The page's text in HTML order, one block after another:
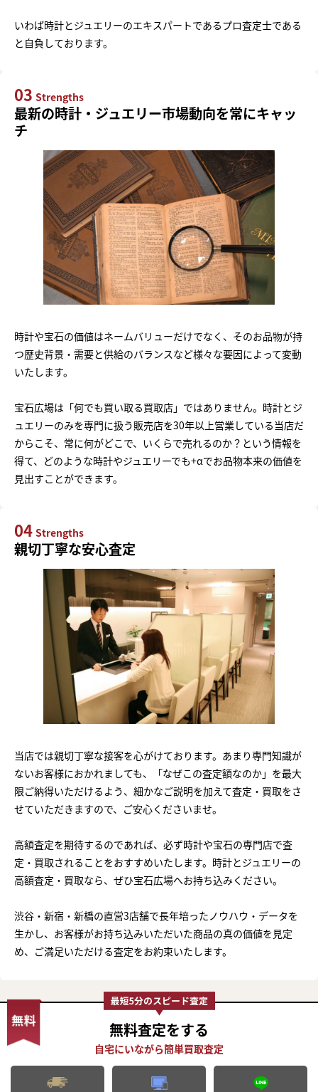
いわば時計とジュエリーのエキスパートであるプロ査定士である
と自負しております。
03 Strengths
最新の時計・ジュエリー市場動向を常にキャッ
チ
時計や宝石の価値はネームバリューだけでなく、そのお品物が持
つ歴史背景・需要と供給のバランスなど様々な要因によって変動
いたします。
宝石広場は「何でも買い取る買取店」ではありません。時計とジ
ュエリーのみを専門に扱う販売店を30年以上営業している当店だ
からこそ、常に何がどこで、いくらで売れるのか？という情報を
得て、どのような時計やジュエリーでも+αでお品物本来の価値を
見出すことができます。
04 Strengths
親切丁寧な安心査定
当店では親切丁寧な接客を心がけております。あまり専門知識が
ないお客様におかれましても、「なぜこの査定額なのか」を最大
限ご納得いただけるよう、細かなご説明を加えて査定・買取をさ
せていただきますので、ご安心くださいませ。
高額査定を期待するのであれば、必ず時計や宝石の専門店で査
定・買取されることをおすすめいたします。時計とジュエリーの
高額査定・買取なら、ぜひ宝石広場へお持ち込みください。
渋谷・新宿・新橋の直営3店舗で長年培ったノウハウ・データを
生かし、お客様がお持ち込みいただいた商品の真の価値を見定
め、ご満足いただける査定をお約束いたします。
無料査定をする